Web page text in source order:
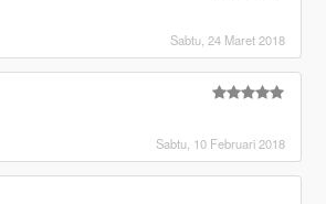
Sabtu, 24 Maret 2018
Sabtu, 10 Februari 2018